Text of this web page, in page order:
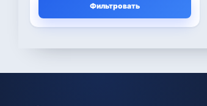
Другие программы
ESET 7
Фильтровать